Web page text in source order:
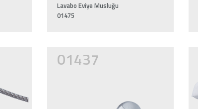
Lavabo Eviye Musluğu
01475
01437